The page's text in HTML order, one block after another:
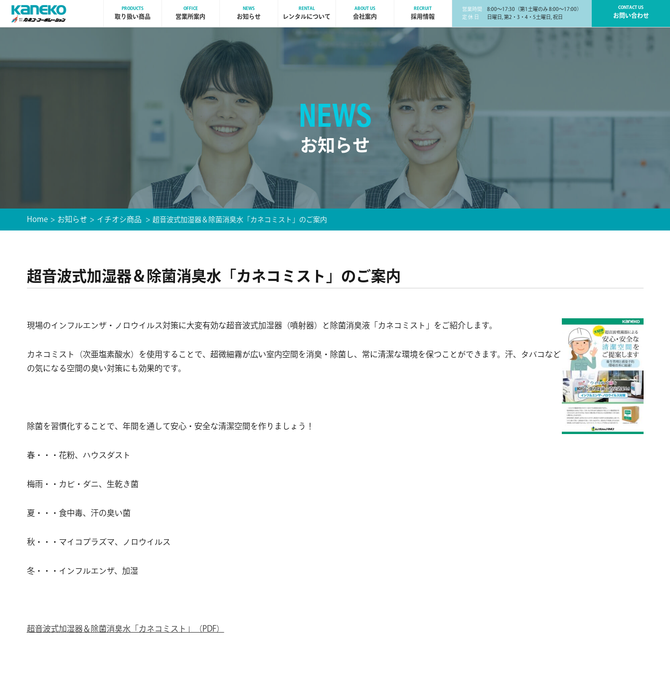
PRODUCTS
取り扱い商品
OFFICE
営業所案内
NEWS
お知らせ
RENTAL
レンタルについて
ABOUT US
会社案内
RECRUIT
採用情報
営業時間
8:00～17:30（第1土曜のみ 8:00～17:00）
定 休 日
日曜日, 第2・3・4・5土曜日, 祝日
CONTACT US
お問い合わせ
NEWS
お知らせ
Home お知らせ イチオシ商品 超音波式加湿器＆除菌消臭水「カネコミスト」のご案内
超音波式加湿器＆除菌消臭水「カネコミスト」のご案内
現場のインフルエンザ・ノロウイルス対策に大変有効な超音波式加湿器（噴射器）と除菌消臭液「カネコミスト」をご紹介します。
カネコミスト（次亜塩素酸水）を使用することで、超微細霧が広い室内空間を消臭・除菌し、常に清潔な環境を保つことができます。汗、タバコなど
の気になる空間の臭い対策にも効果的です。
除菌を習慣化することで、年間を通して安心・安全な清潔空間を作りましょう！
春・・・花粉、ハウスダスト
梅雨・・カビ・ダニ、生乾き菌
夏・・・食中毒、汗の臭い菌
秋・・・マイコプラズマ、ノロウイルス
冬・・・インフルエンザ、加湿
超音波式加湿器＆除菌消臭水「カネコミスト」（PDF）